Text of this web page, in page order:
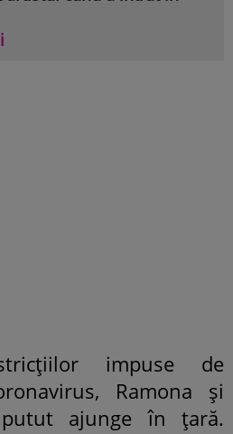
impuse de
Ramona și
ajunge în țară.